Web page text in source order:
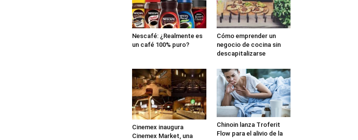
Nescafé: ¿Realmente es
un café 100% puro?
Cómo emprender un
negocio de cocina sin
descapitalizarse
Cinemex inaugura
Cinemex Market, una
Chinoin lanza Troferit
Flow para el alivio de la